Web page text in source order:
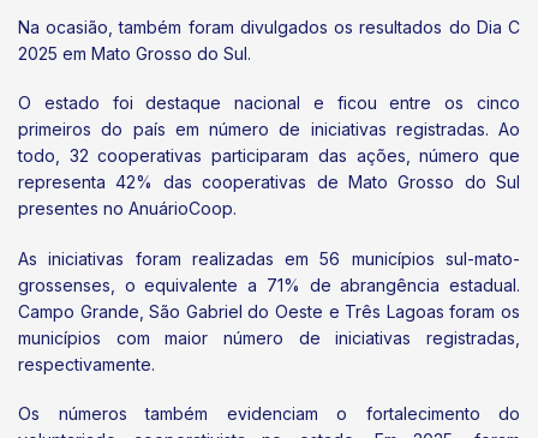
Na ocasião, também foram divulgados os resultados do Dia C
2025 em Mato Grosso do Sul.
O estado foi destaque nacional e ficou entre os cinco
primeiros do país em número de iniciativas registradas. Ao
todo, 32 cooperativas participaram das ações, número que
representa 42% das cooperativas de Mato Grosso do Sul
presentes no AnuárioCoop.
As iniciativas foram realizadas em 56 municípios sul-mato-
grossenses, o equivalente a 71% de abrangência estadual.
Campo Grande, São Gabriel do Oeste e Três Lagoas foram os
municípios com maior número de iniciativas registradas,
respectivamente.
Os números também evidenciam o fortalecimento do